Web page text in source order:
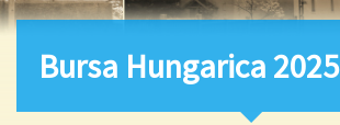
Bursa Hungarica 2025